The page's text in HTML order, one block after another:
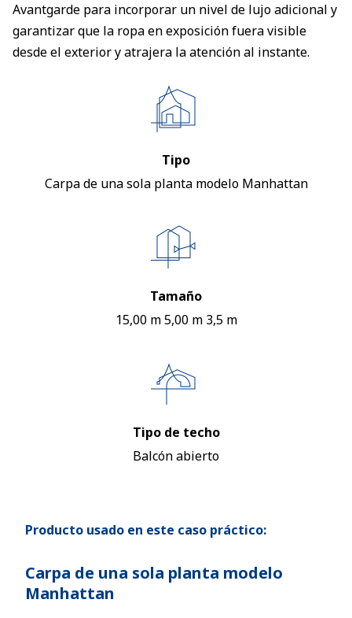
Avantgarde para incorporar un nivel de lujo adicional y
garantizar que la ropa en exposición fuera visible
desde el exterior y atrajera la atención al instante.
Tipo
Carpa de una sola planta modelo Manhattan
Tamaño
15,00 m 5,00 m 3,5 m
Tipo de techo
Balcón abierto
Producto usado en este caso práctico:
Carpa de una sola planta modelo
Manhattan